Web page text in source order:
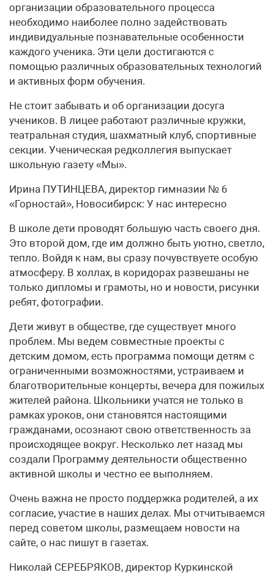
организации образовательного процесса
необходимо наиболее полно задействовать
индивидуальные познавательные особенности
каждого ученика. Эти цели достигаются с
помощью различных образовательных технологий
и активных форм обучения.
Не стоит забывать и об организации досуга
учеников. В лицее работают различные кружки,
театральная студия, шахматный клуб, спортивные
секции. Ученическая редколлегия выпускает
школьную газету «Мы».
Ирина ПУТИНЦЕВА, директор гимназии № 6
«Горностай», Новосибирск: У нас интересно
В школе дети проводят большую часть своего дня.
Это второй дом, где им должно быть уютно, светло,
тепло. Войдя к нам, вы сразу почувствуете особую
атмосферу. В холлах, в коридорах развешаны не
только дипломы и грамоты, но и новости, рисунки
ребят, фотографии.
Дети живут в обществе, где существует много
проблем. Мы ведем совместные проекты с
детским домом, есть программа помощи детям с
ограниченными возможностями, устраиваем и
благотворительные концерты, вечера для пожилых
жителей района. Школьники учатся не только в
рамках уроков, они становятся настоящими
гражданами, осознают свою ответственность за
происходящее вокруг. Несколько лет назад мы
создали Программу деятельности общественно
активной школы и честно ее выполняем.
Очень важна не просто поддержка родителей, а их
согласие, участие в наших делах. Мы отчитываемся
перед советом школы, размещаем новости на
сайте, о нас пишут в газетах.
Николай СЕРЕБРЯКОВ, директор Куркинской